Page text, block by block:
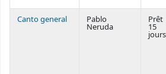
Canto general Pablo
Neruda
Prêt
15
jours